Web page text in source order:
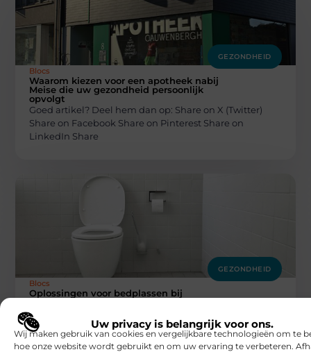
Uw privacy is belangrijk voor ons.
Wij maken gebruik van cookies en vergelijkbare technologieën om te
hoe onze website wordt gebruikt en om uw ervaring te verbeteren.
GEZONDHEID
Blocs
Waarom kiezen voor een apotheek nabij
Meise die uw gezondheid persoonlijk
opvolgt
Goed artikel? Deel hem dan op: Share on X (Twitter)
Share on Facebook Share on Pinterest Share on
LinkedIn Share
GEZONDHEID
Blocs
Oplossingen voor bedplassen bij
Goed artikel? Deel hem dan op: Share on X (Twitter)
Share on Facebook Share on Pinterest Share on
LinkedIn Share